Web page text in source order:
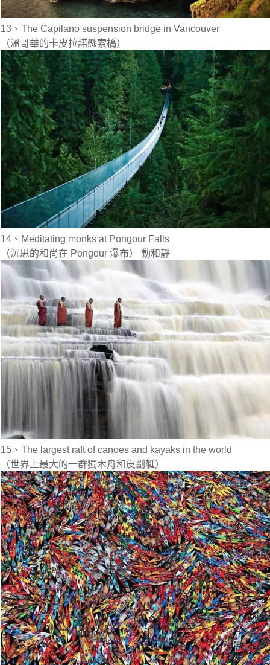
13、The Capilano suspension bridge in Vancouver
（溫哥華的卡皮拉諾懸索橋）
14、Meditating monks at Pongour Falls
（沉思的和尚在 Pongour 瀑布） 動和靜
15、The largest raft of canoes and kayaks in the world
（世界上最大的一群獨木舟和皮劃艇）